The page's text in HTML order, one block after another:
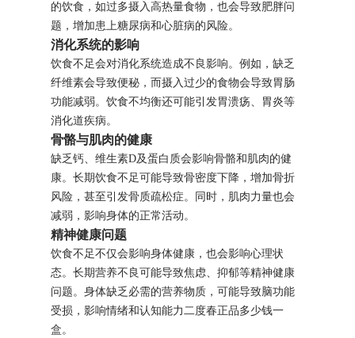
的饮食，如过多摄入高热量食物，也会导致肥胖问
题，增加患上糖尿病和心脏病的风险。
消化系统的影响
饮食不足会对消化系统造成不良影响。例如，缺乏
纤维素会导致便秘，而摄入过少的食物会导致胃肠
功能减弱。饮食不均衡还可能引发胃溃疡、胃炎等
消化道疾病。
骨骼与肌肉的健康
缺乏钙、维生素D及蛋白质会影响骨骼和肌肉的健
康。长期饮食不足可能导致骨密度下降，增加骨折
风险，甚至引发骨质疏松症。同时，肌肉力量也会
减弱，影响身体的正常活动。
精神健康问题
饮食不足不仅会影响身体健康，也会影响心理状
态。长期营养不良可能导致焦虑、抑郁等精神健康
问题。身体缺乏必需的营养物质，可能导致脑功能
受损，影响情绪和认知能力二度春正品多少钱一
盒。